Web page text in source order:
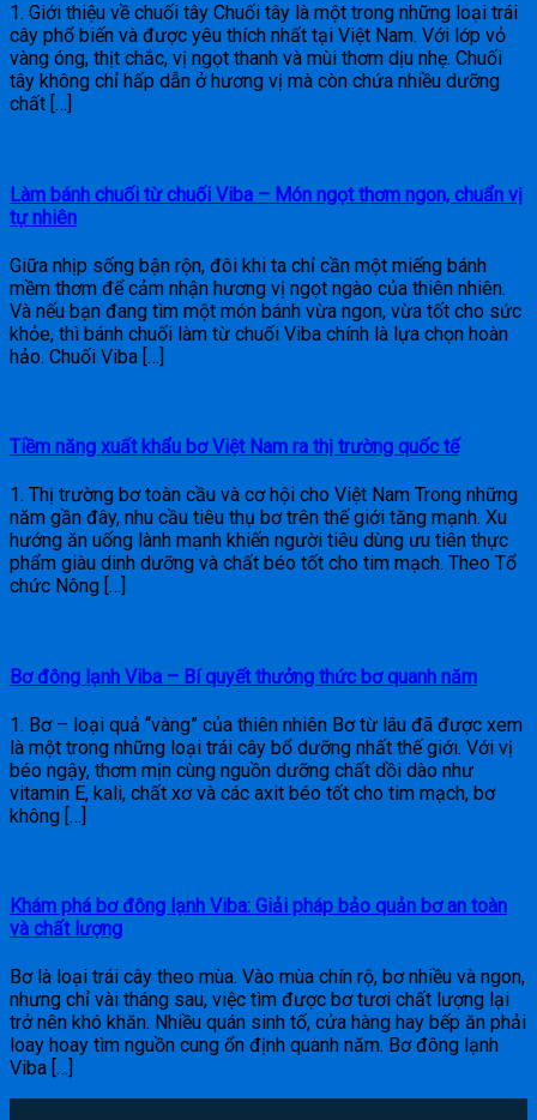
1. Giới thiệu về chuối tây Chuối tây là một trong những loại trái
cây phổ biến và được yêu thích nhất tại Việt Nam. Với lớp vỏ
vàng óng, thịt chắc, vị ngọt thanh và mùi thơm dịu nhẹ. Chuối
tây không chỉ hấp dẫn ở hương vị mà còn chứa nhiều dưỡng
chất […]
Làm bánh chuối từ chuối Viba – Món ngọt thơm ngon, chuẩn vị
tự nhiên
Giữa nhịp sống bận rộn, đôi khi ta chỉ cần một miếng bánh
mềm thơm để cảm nhận hương vị ngọt ngào của thiên nhiên.
Và nếu bạn đang tìm một món bánh vừa ngon, vừa tốt cho sức
khỏe, thì bánh chuối làm từ chuối Viba chính là lựa chọn hoàn
hảo. Chuối Viba […]
Tiềm năng xuất khẩu bơ Việt Nam ra thị trường quốc tế
1. Thị trường bơ toàn cầu và cơ hội cho Việt Nam Trong những
năm gần đây, nhu cầu tiêu thụ bơ trên thế giới tăng mạnh. Xu
hướng ăn uống lành mạnh khiến người tiêu dùng ưu tiên thực
phẩm giàu dinh dưỡng và chất béo tốt cho tim mạch. Theo Tổ
chức Nông […]
Bơ đông lạnh Viba – Bí quyết thưởng thức bơ quanh năm
1. Bơ – loại quả “vàng” của thiên nhiên Bơ từ lâu đã được xem
là một trong những loại trái cây bổ dưỡng nhất thế giới. Với vị
béo ngậy, thơm mịn cùng nguồn dưỡng chất dồi dào như
vitamin E, kali, chất xơ và các axit béo tốt cho tim mạch, bơ
không […]
Khám phá bơ đông lạnh Viba: Giải pháp bảo quản bơ an toàn
và chất lượng
Bơ là loại trái cây theo mùa. Vào mùa chín rộ, bơ nhiều và ngon,
nhưng chỉ vài tháng sau, việc tìm được bơ tươi chất lượng lại
trở nên khó khăn. Nhiều quán sinh tố, cửa hàng hay bếp ăn phải
loay hoay tìm nguồn cung ổn định quanh năm. Bơ đông lạnh
Viba […]